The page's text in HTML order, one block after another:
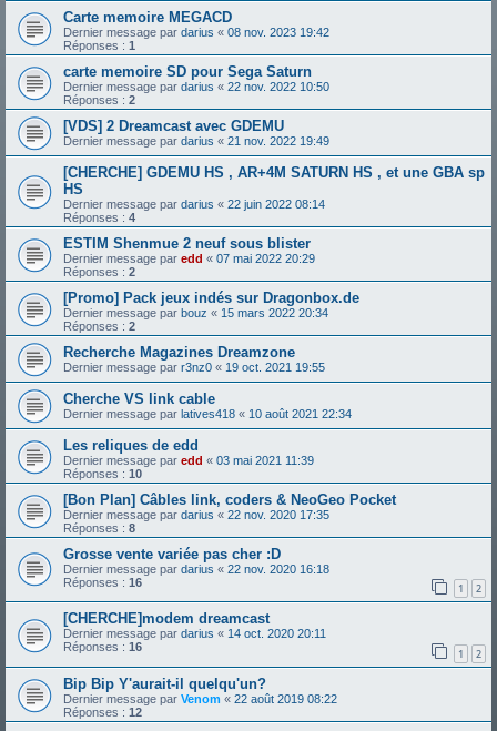
Carte memoire MEGACD
Dernier message par darius « 08 nov. 2023 19:42
Réponses : 1
carte memoire SD pour Sega Saturn
Dernier message par darius « 22 nov. 2022 10:50
Réponses : 2
[VDS] 2 Dreamcast avec GDEMU
Dernier message par darius « 21 nov. 2022 19:49
[CHERCHE] GDEMU HS , AR+4M SATURN HS , et une GBA sp
HS
Dernier message par darius « 22 juin 2022 08:14
Réponses : 4
ESTIM Shenmue 2 neuf sous blister
Dernier message par edd « 07 mai 2022 20:29
Réponses : 2
[Promo] Pack jeux indés sur Dragonbox.de
Dernier message par bouz « 15 mars 2022 20:34
Réponses : 2
Recherche Magazines Dreamzone
Dernier message par r3nz0 « 19 oct. 2021 19:55
Cherche VS link cable
Dernier message par latives418 « 10 août 2021 22:34
Les reliques de edd
Dernier message par edd « 03 mai 2021 11:39
Réponses : 10
[Bon Plan] Câbles link, coders & NeoGeo Pocket
Dernier message par darius « 22 nov. 2020 17:35
Réponses : 8
Grosse vente variée pas cher :D
Dernier message par darius « 22 nov. 2020 16:18
Réponses : 16 1 2
[CHERCHE]modem dreamcast
Dernier message par darius « 14 oct. 2020 20:11
Réponses : 16 1 2
Bip Bip Y'aurait-il quelqu'un?
Dernier message par Venom « 22 août 2019 08:22
Réponses : 12